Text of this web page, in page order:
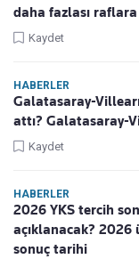
daha fazlası
Kaydet
HABERLER
Galatasaray-
attı? Galatasaray-
Kaydet
HABERLER
2026 YKS tercih
açıklanacak? 2026
sonuç tarihi